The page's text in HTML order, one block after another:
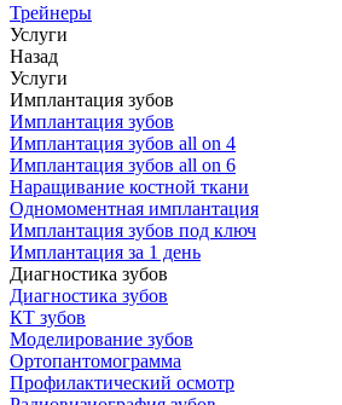
Трейнеры
Услуги
Назад
Услуги
Имплантация зубов
Имплантация зубов
Имплантация зубов all on 4
Имплантация зубов all on 6
Наращивание костной ткани
Одномоментная имплантация
Имплантация зубов под ключ
Имплантация за 1 день
Диагностика зубов
Диагностика зубов
КТ зубов
Моделирование зубов
Ортопантомограмма
Профилактический осмотр